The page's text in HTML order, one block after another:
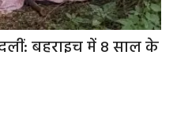
बहराइच में 8 साल के